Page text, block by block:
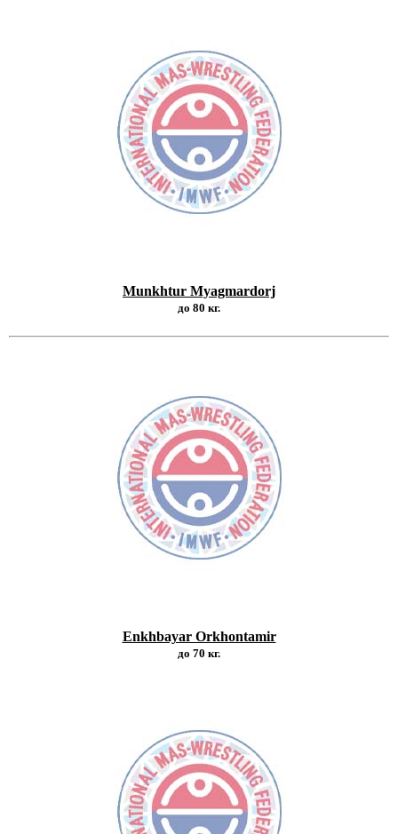
Munkhtur Myagmardorj
до 80 кг.
Enkhbayar Orkhontamir
до 70 кг.